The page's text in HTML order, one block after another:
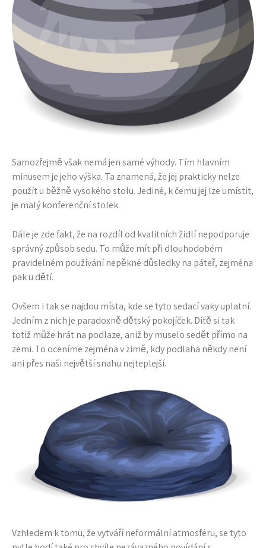
Samozřejmě však nemá jen samé výhody. Tím hlavním
minusem je jeho výška. Ta znamená, že jej prakticky nelze
použít u běžně vysokého stolu. Jediné, k čemu jej lze umístit,
je malý konferenční stolek.
Dále je zde fakt, že na rozdíl od kvalitních židlí nepodporuje
správný způsob sedu. To může mít při dlouhodobém
pravidelném používání nepěkné důsledky na páteř, zejména
pak u dětí.
Ovšem i tak se najdou místa, kde se tyto sedací vaky uplatní.
Jedním z nich je paradoxně dětský pokojíček. Dítě si tak
totiž může hrát na podlaze, aniž by muselo sedět přímo na
zemi. To oceníme zejména v zimě, kdy podlaha někdy není
ani přes naši největší snahu nejteplejší.
Vzhledem k tomu, že vytváří neformální atmosféru, se tyto